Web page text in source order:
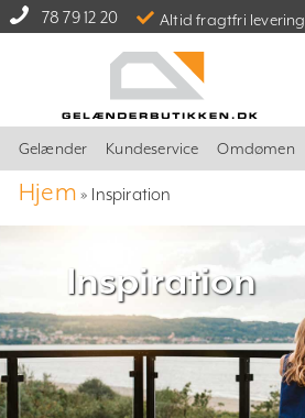
78 79 12 20 Altid fragtfri levering
Gelænder Kundeservice Omdømen
Hjem » Inspiration
Inspiration